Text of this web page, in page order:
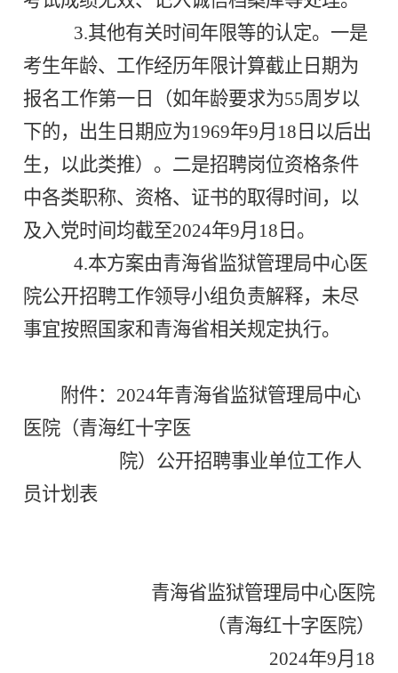
3.其他有关时间年限等的认定。一是
考生年龄、工作经历年限计算截止日期为
报名工作第一日（如年龄要求为55周岁以
下的，出生日期应为1969年9月18日以后出
生，以此类推）。二是招聘岗位资格条件
中各类职称、资格、证书的取得时间，以
及入党时间均截至2024年9月18日。
4.本方案由青海省监狱管理局中心医
院公开招聘工作领导小组负责解释，未尽
事宜按照国家和青海省相关规定执行。
附件：2024年青海省监狱管理局中心
医院（青海红十字医
院）公开招聘事业单位工作人
员计划表
青海省监狱管理局中心医院
（青海红十字医院）
2024年9月18